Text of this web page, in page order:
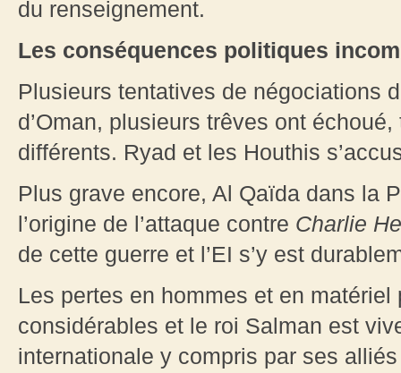
du renseignement.
Les conséquences politiques
Plusieurs tentatives de négociations
d’Oman, plusieurs trêves ont échoué,
différents. Ryad et les Houthis
Plus grave encore, Al Qaïda dans la
l’origine de l’attaque contre Charlie
de cette guerre et l’EI s’y est
Les pertes en hommes et en matériel
considérables et le roi Salman est
internationale y compris par ses